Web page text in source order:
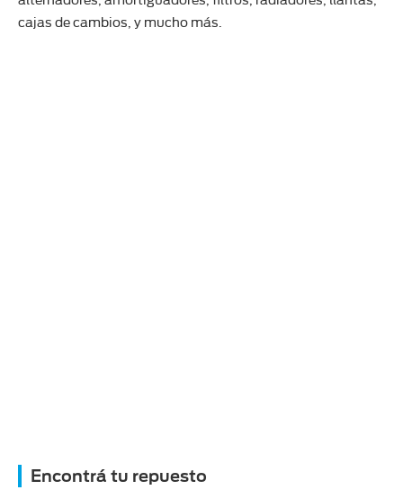
cajas de cambios, y mucho más.
Encontrá tu repuesto